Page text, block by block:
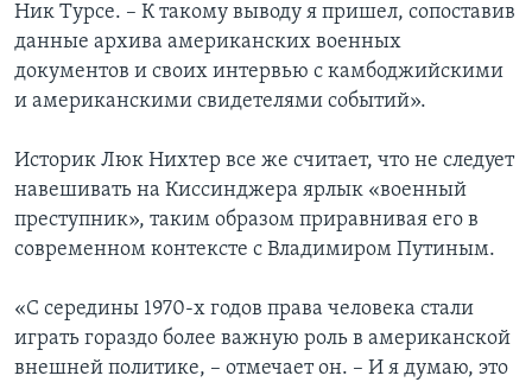
Ник Турсе. – К такому выводу я пришел, сопоставив
данные архива американских военных
документов и своих интервью с камбоджийскими
и американскими свидетелями событий».
Историк Люк Нихтер все же считает, что не следует
навешивать на Киссинджера ярлык «военный
преступник», таким образом приравнивая его в
современном контексте с Владимиром Путиным.
«С середины 1970-х годов права человека стали
играть гораздо более важную роль в американской
внешней политике, – отмечает он. – И я думаю, это